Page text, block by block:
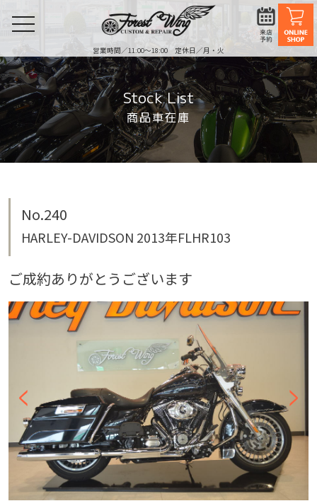
営業時間／11:00〜18:00 定休日／月・火
toggle
navigation
Stock List
商品車在庫
No.240
HARLEY-DAVIDSON 2013年FLHR103
ご成約ありがとうございます